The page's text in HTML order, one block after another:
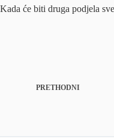
Kada će biti druga podjela
PRETHODNI